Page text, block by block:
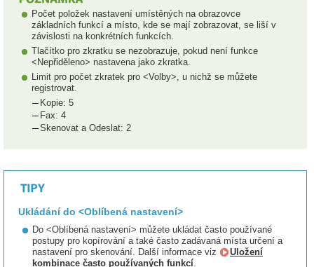
Počet položek nastavení umístěných na obrazovce
základních funkcí a místo, kde se mají zobrazovat, se liší v
závislosti na konkrétních funkcích.
Tlačítko pro zkratku se nezobrazuje, pokud není funkce
<Nepřiděleno> nastavena jako zkratka.
Limit pro počet zkratek pro <Volby>, u nichž se můžete
registrovat.
Kopie: 5
Fax: 4
Skenovat a Odeslat: 2
Ukládání do <Oblíbená nastavení>
Do <Oblíbená nastavení> můžete ukládat často používané
postupy pro kopírování a také často zadávaná místa určení a
nastavení pro skenování. Další informace viz
Uložení
kombinace často používaných funkcí.